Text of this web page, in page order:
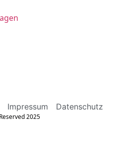
Impressum Datenschutz
2025